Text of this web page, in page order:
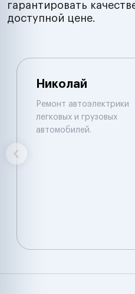
гарантировать
доступной цене.
Николай
Ремонт автоэлектрики
легковых и грузовых
автомобилей.